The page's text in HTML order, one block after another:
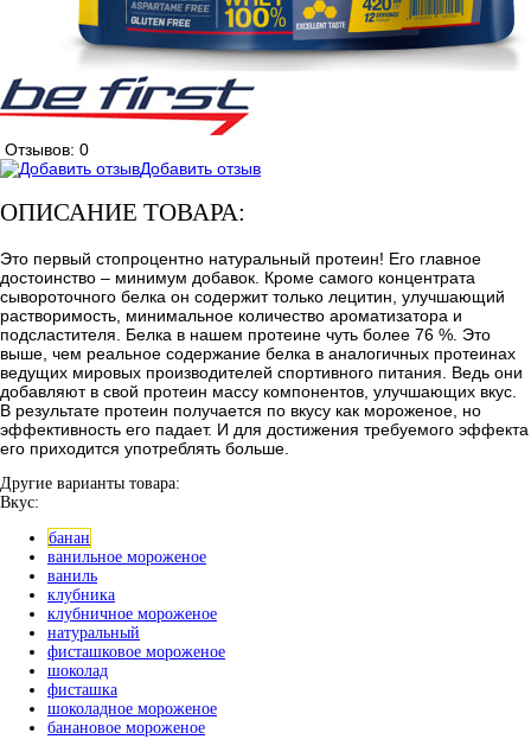
Отзывов: 0
Добавить отзыв
ОПИСАНИЕ ТОВАРА:
Это первый стопроцентно натуральный протеин! Его главное
достоинство – минимум добавок. Кроме самого концентрата
сывороточного белка он содержит только лецитин, улучшающий
растворимость, минимальное количество ароматизатора и
подсластителя. Белка в нашем протеине чуть более 76 %. Это
выше, чем реальное содержание белка в аналогичных протеинах
ведущих мировых производителей спортивного питания. Ведь они
добавляют в свой протеин массу компонентов, улучшающих вкус.
В результате протеин получается по вкусу как мороженое, но
эффективность его падает. И для достижения требуемого эффекта
его приходится употреблять больше.
Другие варианты товара:
Вкус:
банан
ванильное мороженое
ваниль
клубника
клубничное мороженое
натуральный
фисташковое мороженое
шоколад
фисташка
шоколадное мороженое
банановое мороженое